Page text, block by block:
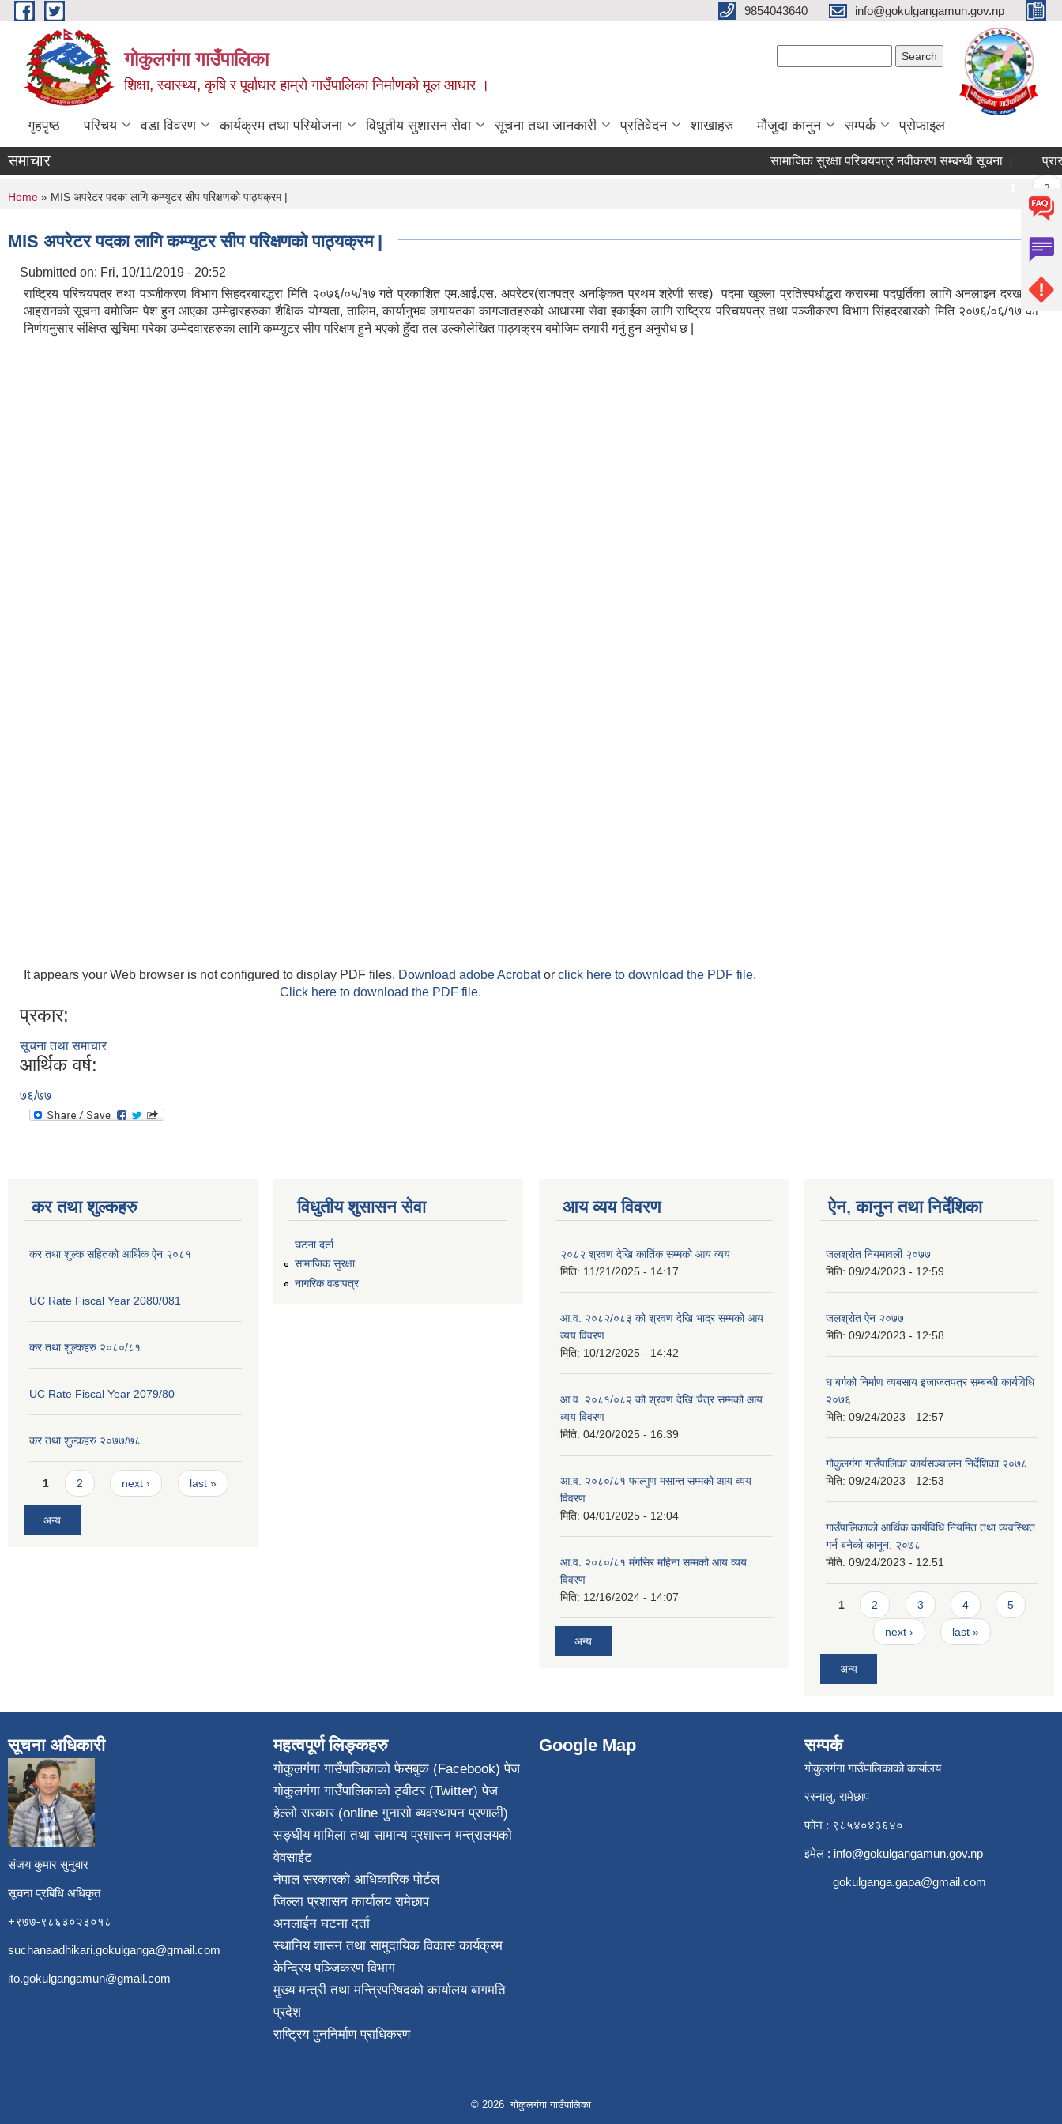
Skip to main content 9854043640 info@gokulgangamun.gov.np
गोकुलगंगा गाउँपालिका
शिक्षा, स्वास्थ्य, कृषि र पूर्वाधार हाम्रो गाउँपालिका निर्माणको मूल आधार ।
गृहपृष्ठ परिचय वडा विवरण कार्यक्रम तथा परियोजना विधुतीय सुशासन सेवा सूचना तथा जानकारी प्रतिवेदन शाखाहरु मौजुदा कानुन सम्पर्क प्रोफाइल
समाचार सामाजिक सुरक्षा परिचयपत्र नवीकरण सम्बन्धी सूचना ।
You are here
Home » MIS अपरेटर पदका लागि कम्प्युटर सीप परिक्षणको पाठ्यक्रम |
MIS अपरेटर पदका लागि कम्प्युटर सीप परिक्षणको पाठ्यक्रम |
Submitted on: Fri, 10/11/2019 - 20:52
राष्ट्रिय परिचयपत्र तथा पञ्जीकरण विभाग सिंहदरबारद्धरा मिति २०७६/०५/१७ गते प्रकाशित एम.आई.एस. अपरेटर(राजपत्र अनङ्कित प्रथम श्रेणी सरह) पदमा खुल्ला प्रतिस्पर्धाद्धरा करारमा पदपूर्तिका लागि अनलाइन दरखास्त
आह्रानको सूचना वमोजिम पेश हुन आएका उम्मेद्वारहरुका शैक्षिक योग्यता, तालिम, कार्यानुभव लगायतका कागजातहरुको आधारमा सेवा इकाईका लागि राष्ट्रिय परिचयपत्र तथा पञ्जीकरण विभाग सिंहदरबारको मिति २०७६/०६/१७ को
निर्णयनुसार संक्षिप्त सूचिमा परेका उम्मेदवारहरुका लागि कम्प्युटर सीप परिक्षण हुने भएको हुँदा तल उल्कोलेखित पाठ्यक्रम बमोजिम तयारी गर्नु हुन अनुरोध छ |
It appears your Web browser is not configured to display PDF files. Download adobe Acrobator click here to download the PDF file.
Click here to download the PDF file.
प्रकार:
सूचना तथा समाचार
आर्थिक वर्ष:
७६/७७
कर तथा शुल्कहरु
कर तथा शुल्क सहितको आर्थिक ऐन २०८१
UC Rate Fiscal Year 2080/081
कर तथा शुल्कहरु २०८०/८१
UC Rate Fiscal Year 2079/80
कर तथा शुल्कहरु २०७७/७८
Pages
1 2 next › last »
अन्य
विधुतीय शुसासन सेवा
घटना दर्ता
सामाजिक सुरक्षा
नागरिक वडापत्र
आय व्यय विवरण
२०८२ श्रवण देखि कार्तिक सम्मको आय व्यय
मिति: 11/21/2025 - 14:17
आ.व. २०८२/०८३ को श्रवण देखि भाद्र सम्मको आय
व्यय विवरण
मिति: 10/12/2025 - 14:42
आ.व. २०८१/०८२ को श्रवण देखि चैत्र सम्मको आय
व्यय विवरण
मिति: 04/20/2025 - 16:39
आ.व. २०८०/८१ फाल्गुण मसान्त सम्मको आय व्यय
विवरण
मिति: 04/01/2025 - 12:04
आ.व. २०८०/८१ मंगसिर महिना सम्मको आय व्यय
विवरण
मिति: 12/16/2024 - 14:07
अन्य
ऐन, कानुन तथा निर्देशिका
जलश्रोत नियमावली २०७७
मिति: 09/24/2023 - 12:59
जलश्रोत ऐन २०७७
मिति: 09/24/2023 - 12:58
घ बर्गको निर्माण व्यबसाय इजाजतपत्र सम्बन्धी कार्यविधि
२०७६
मिति: 09/24/2023 - 12:57
गोकुलगंगा गाउँपालिका कार्यसञ्चालन निर्देशिका २०७८
मिति: 09/24/2023 - 12:53
गाउँपालिकाको आर्थिक कार्यविधि नियमित तथा व्यवस्थित
गर्न बनेको कानून, २०७८
मिति: 09/24/2023 - 12:51
Pages
1 2 3 4 5
next › last »
अन्य
सूचना अधिकारी
संजय कुमार सुनुवार
सूचना प्रबिधि अधिकृत
+९७७-९८६३०२३०१८
suchanaadhikari.gokulganga@gmail.com
ito.gokulgangamun@gmail.com
महत्वपूर्ण लिङ्कहरु
गोकुलगंगा गाउँपालिकाको फेसबुक (Facebook) पेज
गोकुलगंगा गाउँपालिकाको ट्वीटर (Twitter) पेज
हेल्लो सरकार (online गुनासो ब्यवस्थापन प्रणाली)
सङ्घीय मामिला तथा सामान्य प्रशासन मन्त्रालयको
वेवसाईट
नेपाल सरकारको आधिकारिक पोर्टल
जिल्ला प्रशासन कार्यालय रामेछाप
अनलाईन घटना दर्ता
स्थानिय शासन तथा सामुदायिक विकास कार्यक्रम
केन्द्रिय पञ्जिकरण विभाग
मुख्य मन्त्री तथा मन्त्रिपरिषदको कार्यालय बागमति
प्रदेश
राष्ट्रिय पुननिर्माण प्राधिकरण
Google Map सम्पर्क
गोकुलगंगा गाउँपालिकाको कार्यालय
रस्नालु, रामेछाप
फोन : ९८५४०४३६४०
इमेल : info@gokulgangamun.gov.np
gokulganga.gapa@gmail.com
© 2026 गोकुलगंगा गाउँपालिका